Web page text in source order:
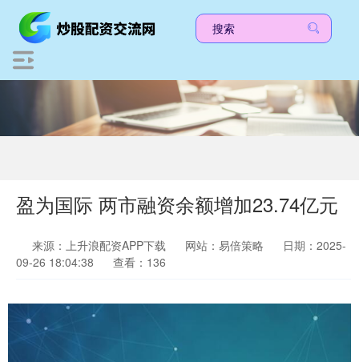
盈为国际 两市融资余额增加23.74亿元
来源：上升浪配资APP下载 网站：易倍策略
日期：2025-
09-26 18:04:38
查看：136